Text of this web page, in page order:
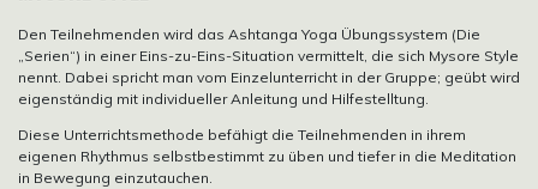
Den Teilnehmenden wird das Ashtanga Yoga Übungssystem (Die
„Serien“) in einer Eins-zu-Eins-Situation vermittelt, die sich Mysore Style
nennt. Dabei spricht man vom Einzelunterricht in der Gruppe; geübt wird
eigenständig mit individueller Anleitung und Hilfestelltung.
Diese Unterrichtsmethode befähigt die Teilnehmenden in ihrem
eigenen Rhythmus selbstbestimmt zu üben und tiefer in die Meditation
in Bewegung einzutauchen.